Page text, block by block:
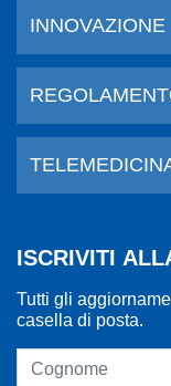
INNOVAZIONE
ISCRIVITI
Tutti gli
casella di posta.